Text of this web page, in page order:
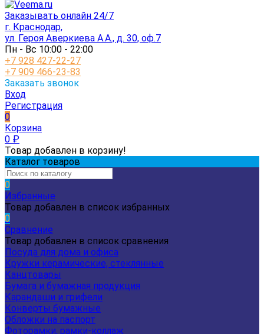
Заказывать онлайн 24/7
г. Краснодар,
ул. Героя Аверкиева А.А., д. 30, оф.7
Пн - Вс 10:00 - 22:00
+7 928 427-22-27
+7 909 466-23-83
Заказать звонок
Вход
Регистрация
0
Корзина
0 ₽
Товар добавлен в корзину!
Каталог товаров
0
Избранные
Товар добавлен в список избранных
0
Сравнение
Товар добавлен в список сравнения
Посуда для дома и офиса
Кружки керамические, стеклянные
Канцтовары
Бумага и бумажная продукция
Карандаши и грифели
Конверты бумажные
Обложки на паспорт
Фоторамки, рамки-коллаж